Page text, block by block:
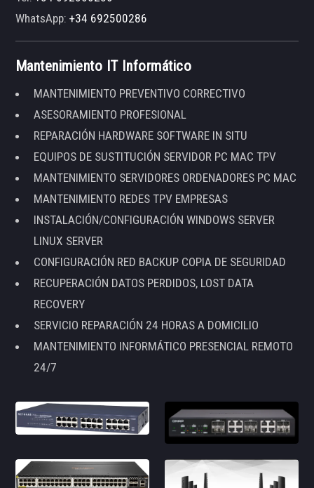
WhatsApp:+34 692500286
Mantenimiento IT Informático
MANTENIMIENTO PREVENTIVO CORRECTIVO
ASESORAMIENTO PROFESIONAL
REPARACIÓN HARDWARE SOFTWARE IN SITU
EQUIPOS DE SUSTITUCIÓN SERVIDOR PC MAC TPV
MANTENIMIENTO SERVIDORES ORDENADORES PC MAC
MANTENIMIENTO REDES TPV EMPRESAS
INSTALACIÓN/CONFIGURACIÓN WINDOWS SERVER
LINUX SERVER
CONFIGURACIÓN RED BACKUP COPIA DE SEGURIDAD
RECUPERACIÓN DATOS PERDIDOS, LOST DATA
RECOVERY
SERVICIO REPARACIÓN 24 HORAS A DOMICILIO
MANTENIMIENTO INFORMÁTICO PRESENCIAL REMOTO
24/7